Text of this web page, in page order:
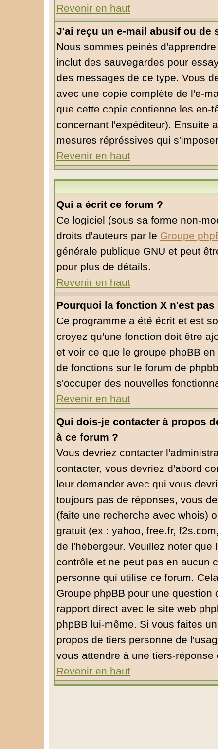
Revenir en haut
J'ai reçu un e-mail abusif ou de
Nous sommes peinés
inclut des sauvegardes pour
des messages de ce type. Vous
avec une copie complète de l'e-
que cette copie contienne les en-
concernant l'expéditeur). Ensuite
mesures répréssives qui
Revenir en haut
Qui a écrit ce forum ?
Ce logiciel (sous sa forme non-
droits d'auteurs par le Groupe
générale publique GNU et peut
pour plus de détails.
Revenir en haut
Pourquoi la fonction X n'est
Ce programme a été écrit et est
croyez qu'une fonction doit être
et voir ce que le groupe phpBB
de fonctions sur le forum de
s'occuper des nouvelles
Revenir en haut
Qui dois-je contacter à propos
à ce forum ?
Vous devriez contacter
contacter, vous devriez d'abord
leur demander avec qui vous
toujours pas de réponses, vous
(faite une recherche avec whois)
gratuit (ex : yahoo, free.fr,
de l'hébergeur. Veuillez noter
contrôle et ne peut pas en aucun
personne qui utilise ce forum.
Groupe phpBB pour une
rapport direct avec le site web
phpBB lui-même. Si vous faites
propos de tiers personne de
vous attendre à une tiers-
Revenir en haut